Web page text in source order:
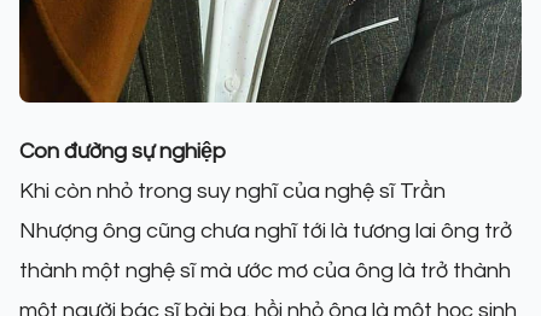
Con đường sự nghiệp
Khi còn nhỏ trong suy nghĩ của nghệ sĩ Trần
Nhượng ông cũng chưa nghĩ tới là tương lai ông trở
thành một nghệ sĩ mà ước mơ của ông là trở thành
một người bác sĩ bài ba. hồi nhỏ ông là một học sinh